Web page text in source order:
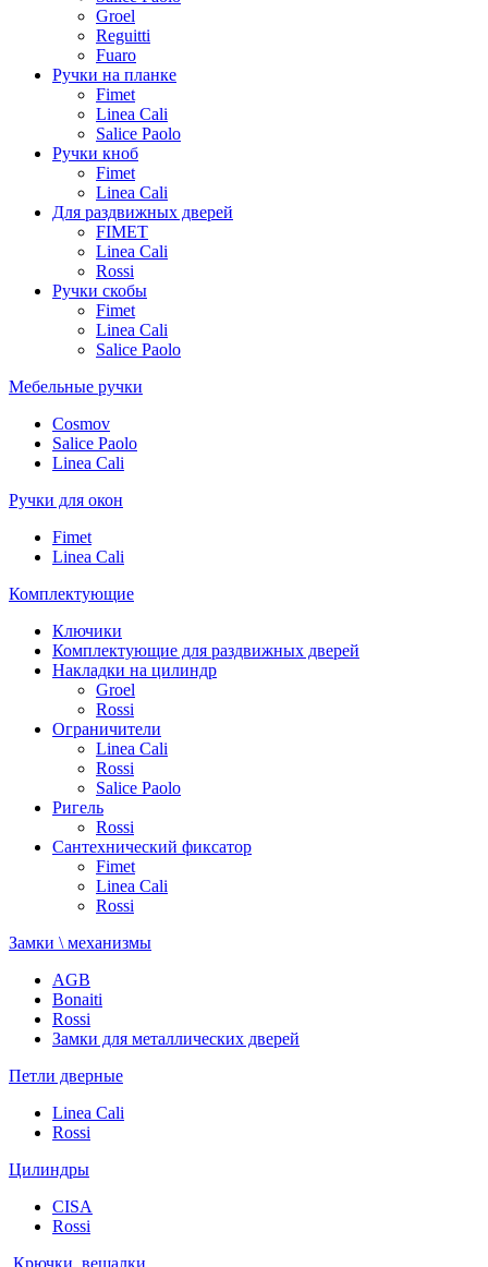
Groel
Reguitti
Fuaro
Ручки на планке
Fimet
Linea Cali
Salice Paolo
Ручки кноб
Fimet
Linea Cali
Для раздвижных дверей
FIMET
Linea Cali
Rossi
Ручки скобы
Fimet
Linea Cali
Salice Paolo
Мебельные ручки
Cosmov
Salice Paolo
Linea Cali
Ручки для окон
Fimet
Linea Cali
Комплектующие
Ключики
Комплектующие для раздвижных дверей
Накладки на цилиндр
Groel
Rossi
Ограничители
Linea Cali
Rossi
Salice Paolo
Ригель
Rossi
Сантехнический фиксатор
Fimet
Linea Cali
Rossi
Замки \ механизмы
AGB
Bonaiti
Rossi
Замки для металлических дверей
Петли дверные
Linea Cali
Rossi
Цилиндры
CISA
Rossi
Крючки, вешалки